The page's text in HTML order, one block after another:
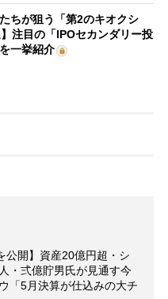
たちが狙う「第2のキオクシ
注目の「IPOセカンダリー投
一挙紹介
公開】資産20億円超・シ
・弍億貯男氏が見通す今
「5月決算が仕込みの大チ